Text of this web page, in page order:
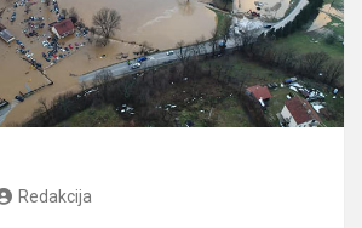
Redakcija